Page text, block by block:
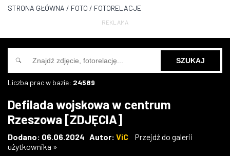
WIADOMOŚCI
INWESTYCJE
IMPREZY
W KINACH
GASTRONOMIA
STRONA GŁÓWNA / FOTO / FOTORELACJE
REKLAMA
Liczba prac w bazie: 24589
Defilada wojskowa w centrum
Rzeszowa [ZDJĘCIA]
Dodano: 06.06.2024 Autor: ViC
Przejdź do galerii
użytkownika »